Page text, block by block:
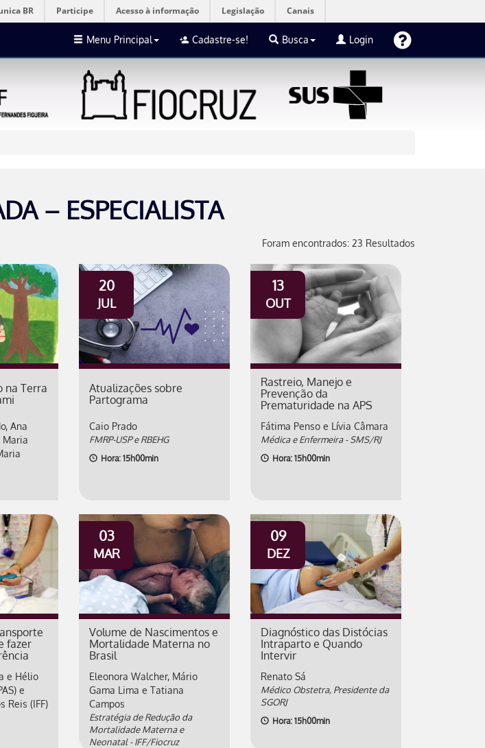
BR Participe Acesso à informação Legislação Canais
Menu Principal Cadastre-se! Busca Login
– ESPECIALISTA
Foram encontrados: 23 Resultados
na Terra
Ana
Maria
20
JUL
Atualizações sobre
Partograma
Caio Prado
FMRP-USP e RBEHG
Hora: 15h00min
13
OUT
Rastreio, Manejo e
Prevenção da
Prematuridade na APS
Fátima Penso e Lívia Câmara
Médica e Enfermeira - SMS/RJ
Hora: 15h00min
fazer
e Hélio
e
Reis (IFF)
03
MAR
Volume de Nascimentos e
Mortalidade Materna no
Brasil
Eleonora Walcher, Mário
Gama Lima e Tatiana
Campos
Estratégia de Redução da
Mortalidade Materna e
Neonatal - IFF/Fiocruz
09
DEZ
Diagnóstico das Distócias
Intraparto e Quando
Intervir
Renato Sá
Médico Obstetra, Presidente da
SGORJ
Hora: 15h00min